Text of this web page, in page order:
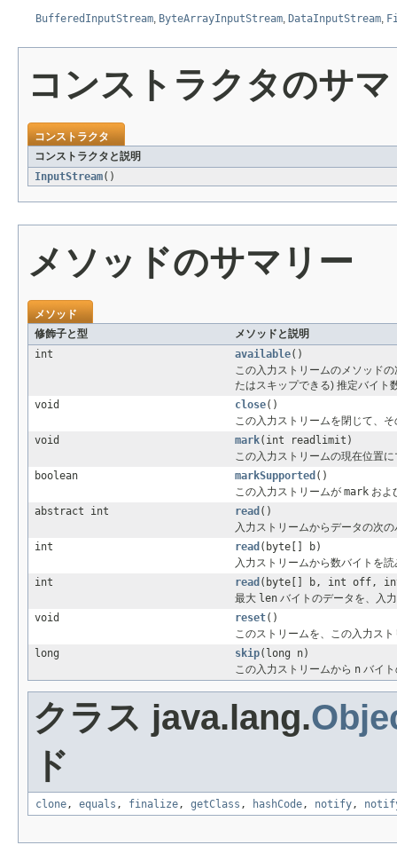
BufferedInputStream ByteArrayInputStream DataInputStream
コンストラクタのサ
コンストラクタ
コンストラクタと説明
InputStream()
メソッドのサマリー
メソッド
修飾子と型
メソッドと説明
int
available()
この入力ストリームのメソッド
たはスキップできる) 推定バイト
void
close()
この入力ストリームを閉じて、
void
mark(int readlimit)
この入力ストリームの現在位置
boolean
markSupported ()
この入力ストリームが mark およ
abstract int
read ()
入力ストリームからデータの次
int
read (byte[] b)
入力ストリームから数バイトを
int
read (byte[] b, int off,
最大 len バイトのデータを、入
void
reset()
このストリームを、この入力ス
long
skip(long n)
この入力ストリームから n バイ
クラス java.lang.
ド
clone , equals , finalize , getClass , hashCode , notify ,